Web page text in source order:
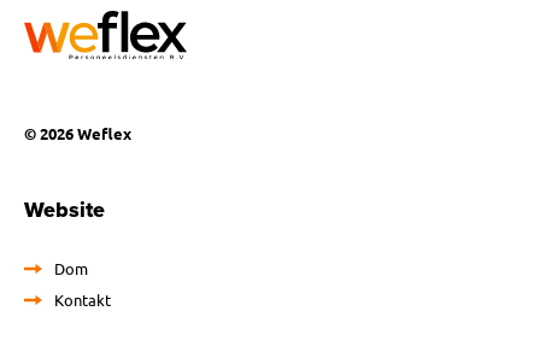
© 2026 Weflex
Website
Dom
Kontakt